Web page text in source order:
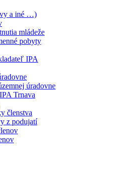
a iné …)
mládeže
pobyty
IPA
úradovne
Trnava
členstva
z podujatí